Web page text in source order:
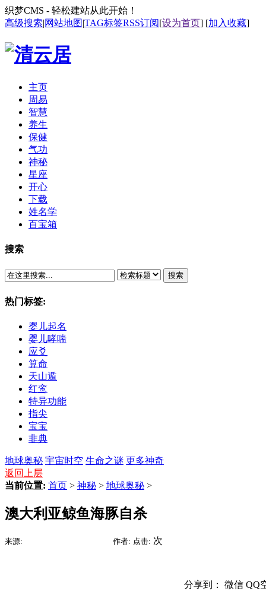
织梦CMS - 轻松建站从此开始！
高级搜索|网站地图|TAG标签RSS订阅[设为首页] [加入收藏]
主页
周易
智慧
养生
保健
气功
神秘
星座
开心
下载
姓名学
百宝箱
搜索
搜索
热门标签:
婴儿起名
婴儿哮喘
应爻
算命
天山遁
红鸾
特异功能
指尖
宝宝
非典
地球奥秘 宇宙时空 生命之谜 更多神奇
返回上层
当前位置: 首页 > 神秘 > 地球奥秘 >
澳大利亚鲸鱼海豚自杀
来源: 作者: 点击: 次
分享到： 微信 QQ